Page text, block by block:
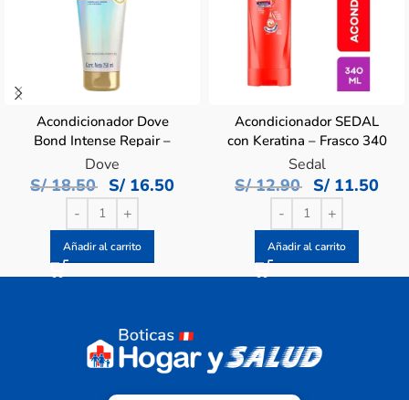
Acondicionador Dove
Bond Intense Repair –
Tubo 250 ML
Dove
S/18.50 S/ 16.50
Añadir al carrito
Acondicionador SEDAL
con Keratina – Frasco 340
ML
Sedal
S/12.90 S/ 11.50
Añadir al carrito